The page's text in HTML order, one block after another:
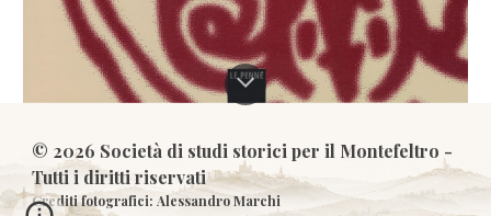
© 2026 Società di studi storici per il Montefeltro -
Tutti i diritti riservati
Crediti fotografici: Alessandro Marchi